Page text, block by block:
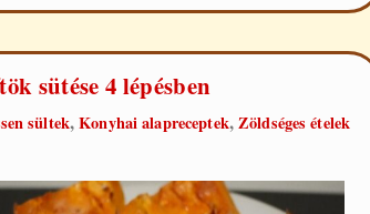
sütése 4 lépésben
sültek,Konyhai alapreceptek,Zöldséges ételek